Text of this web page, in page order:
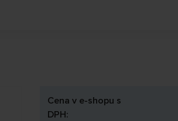
Cena v e-shopu s
DPH: